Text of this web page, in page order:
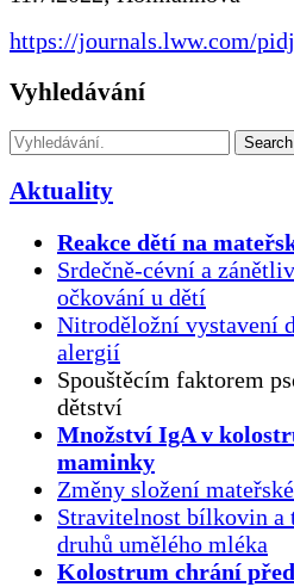
https://journals.lww.com/
Vyhledávání
Search
Aktuality
Reakce dětí na
Srdečně-cévní a
očkování u dětí
Nitroděložní vystavení
alergií
Spouštěcím faktorem
dětství
Množství IgA v
maminky
Změny složení
Stravitelnost bílkovin a
druhů umělého mléka
Kolostrum chrání